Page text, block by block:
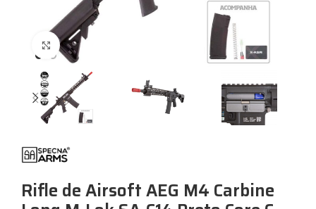
Expandir
Rifle de Airsoft AEG M4 Carbine